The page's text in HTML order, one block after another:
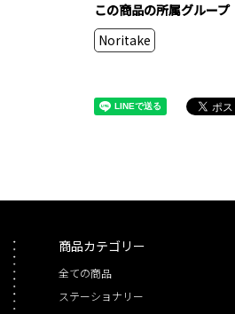
この商品の所属グループ
Noritake
商品カテゴリー
全ての商品
ステーショナリー